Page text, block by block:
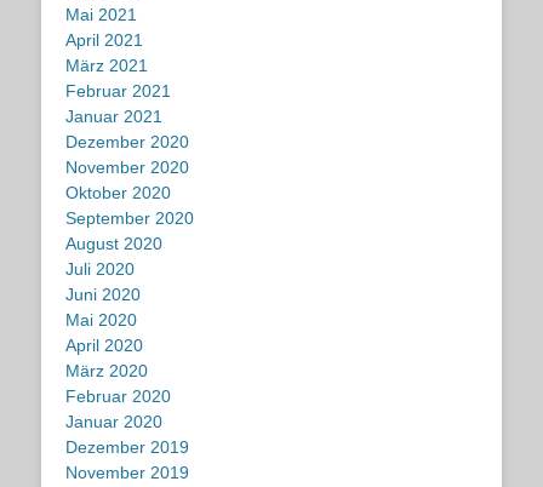
Mai 2021
April 2021
März 2021
Februar 2021
Januar 2021
Dezember 2020
November 2020
Oktober 2020
September 2020
August 2020
Juli 2020
Juni 2020
Mai 2020
April 2020
März 2020
Februar 2020
Januar 2020
Dezember 2019
November 2019